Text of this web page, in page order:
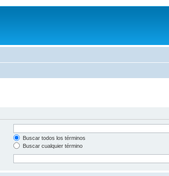
Buscar todos los términos
Buscar cualquier término